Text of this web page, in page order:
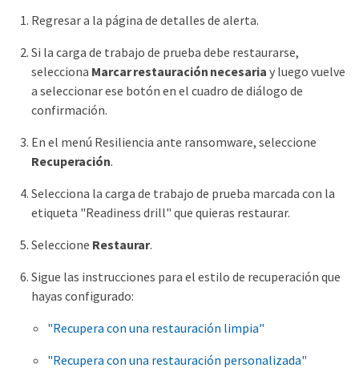
Regresar a la página de detalles de alerta.
Si la carga de trabajo de prueba debe restaurarse,
selecciona Marcar restauración necesaria y luego vuelve
a seleccionar ese botón en el cuadro de diálogo de
confirmación.
En el menú Resiliencia ante ransomware, seleccione
Recuperación.
Selecciona la carga de trabajo de prueba marcada con la
etiqueta "Readiness drill" que quieras restaurar.
Seleccione Restaurar.
Sigue las instrucciones para el estilo de recuperación que
hayas configurado:
"Recupera con una restauración limpia"
"Recupera con una restauración personalizada"